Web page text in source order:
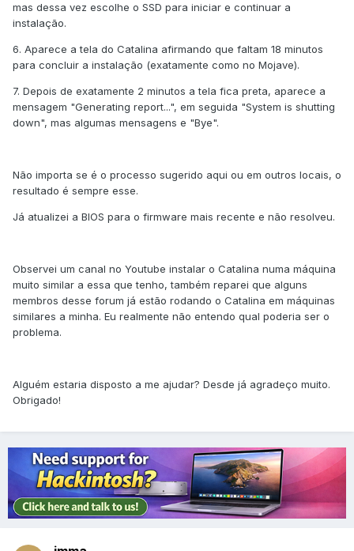
mas dessa vez escolhe o SSD para iniciar e continuar a
instalação.
6. Aparece a tela do Catalina afirmando que faltam 18 minutos
para concluir a instalação (exatamente como no Mojave).
7. Depois de exatamente 2 minutos a tela fica preta, aparece a
mensagem "Generating report...", em seguida "System is shutting
down", mas algumas mensagens e "Bye".
Não importa se é o processo sugerido aqui ou em outros locais, o
resultado é sempre esse.
Já atualizei a BIOS para o firmware mais recente e não resolveu.
Observei um canal no Youtube instalar o Catalina numa máquina
muito similar a essa que tenho, também reparei que alguns
membros desse forum já estão rodando o Catalina em máquinas
similares a minha. Eu realmente não entendo qual poderia ser o
problema.
Alguém estaria disposto a me ajudar? Desde já agradeço muito.
Obrigado!